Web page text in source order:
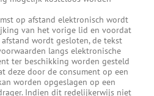
op afstand elektronisch wordt
van het vorige lid en voordat
wordt gesloten, de tekst
langs elektronische
ter beschikking worden gesteld
deze door de consument op een
worden opgeslagen op een
Indien dit redelijkerwijs niet